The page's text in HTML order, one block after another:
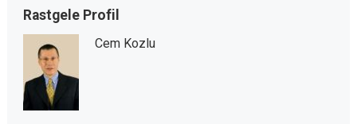
Rastgele Profil
Cem Kozlu